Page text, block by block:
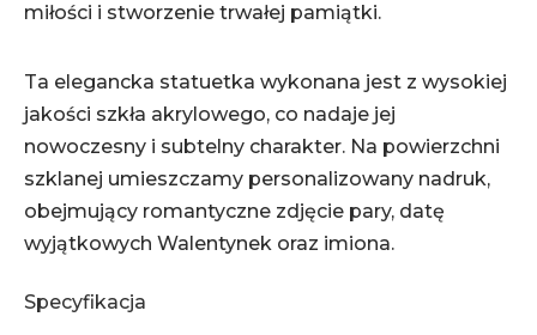
miłości i stworzenie trwałej pamiątki.
Ta elegancka statuetka wykonana jest z wysokiej
jakości szkła akrylowego, co nadaje jej
nowoczesny i subtelny charakter. Na powierzchni
szklanej umieszczamy personalizowany nadruk,
obejmujący romantyczne zdjęcie pary, datę
wyjątkowych Walentynek oraz imiona.
Specyfikacja